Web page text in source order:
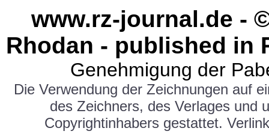
www.rz-journal.de -
Rhodan - published in
Genehmigung der
Die Verwendung der Zeichnungen auf
des Zeichners, des Verlages und
Copyrightinhabers gestattet.